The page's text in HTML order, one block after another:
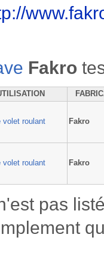
Fakro
volet roulant Fakro
volet roulant Fakro
pas